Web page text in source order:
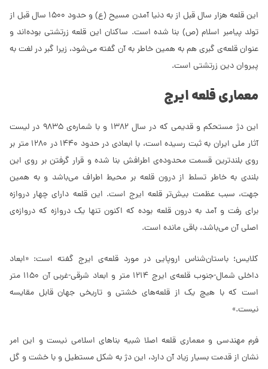
این قلعه هزار سال قبل از به دنیا آمدن مسیح (ع) و حدود 1500 سال قبل از
تولد پیامبر اسلام (ص) بنا شده است. ساکنان این قلعه زرتشتی بوده‌اند و
عنوان قلعه‌ی گبری هم به همین خاطر به آن گفته می‌شود، زیرا گبر در لغت به
پیروان دین زرتشتی است.
معماری قلعه ایرج
این دژ مستحکم و قدیمی که در سال 1382 و با شماره‌ی 9835 در لیست
آثار ملی ایران به ثبت رسیده است، با ابعادی در حدود 1440 در 1280 متر بر
روی بلندترین قسمت محدوده‌ی اطرافش بنا شده و قرار گرفتن بر روی این
بلندی به خاطر تسلط از درون قلعه بر محیط اطراف می‌باشد و به همین
جهت، سبب عظمت بیش‌تر قلعه ایرج است. این قلعه دارای چهار دروازه
برای رفت و آمد به درون قلعه بوده که اکنون تنها یک دروازه که دروازه‌ی
اصلی آن می‌باشد،‌ باقی مانده است.
کلایس؛ باستان‌شناس اروپایی در مورد قلعه‌ی ایرج گفته است: «ابعاد
داخلی شمال-جنوب قلعه‌ی ایرج 1214 متر و ابعاد شرقی-غربی آن 1150 متر
است که با هیچ یک از قلعه‌های خشتی و تاریخی جهان قابل مقایسه
نیست.»
فرم مهندسی و معماری قلعه اصلا شبیه بناهای اسلامی نیست و این امر
نشان از قدمت بسیار زیاد آن دارد، این دژ به شکل مستطیل و با خشت و گل